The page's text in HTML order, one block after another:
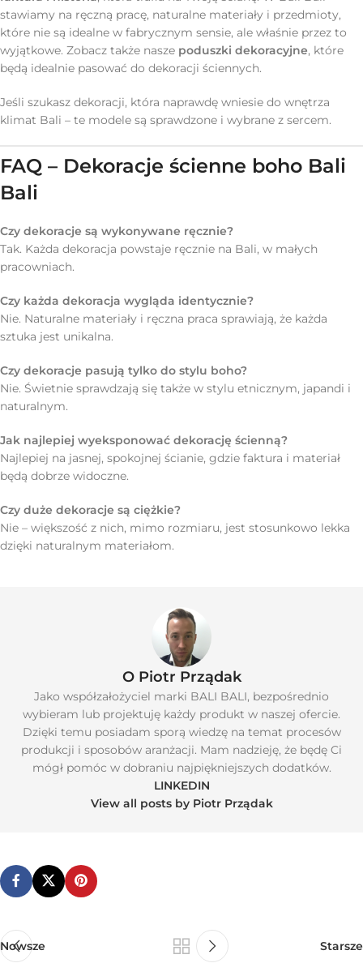
stawiamy na ręczną pracę, naturalne materiały i przedmioty,
które nie są idealne w fabrycznym sensie, ale właśnie przez to
wyjątkowe. Zobacz także nasze poduszki dekoracyjne, które
będą idealnie pasować do dekoracji ściennych.
Jeśli szukasz dekoracji, która naprawdę wniesie do wnętrza
klimat Bali – te modele są sprawdzone i wybrane z sercem.
FAQ – Dekoracje ścienne boho Bali
Bali
Czy dekoracje są wykonywane ręcznie?
Tak. Każda dekoracja powstaje ręcznie na Bali, w małych
pracowniach.
Czy każda dekoracja wygląda identycznie?
Nie. Naturalne materiały i ręczna praca sprawiają, że każda
sztuka jest unikalna.
Czy dekoracje pasują tylko do stylu boho?
Nie. Świetnie sprawdzają się także w stylu etnicznym, japandi i
naturalnym.
Jak najlepiej wyeksponować dekorację ścienną?
Najlepiej na jasnej, spokojnej ścianie, gdzie faktura i materiał
będą dobrze widoczne.
Czy duże dekoracje są ciężkie?
Nie – większość z nich, mimo rozmiaru, jest stosunkowo lekka
dzięki naturalnym materiałom.
O Piotr Prządak
Jako współzałożyciel marki BALI BALI, bezpośrednio
wybieram lub projektuję każdy produkt w naszej ofercie.
Dzięki temu posiadam sporą wiedzę na temat procesów
produkcji i sposobów aranżacji. Mam nadzieję, że będę Ci
mógł pomóc w dobraniu najpiękniejszych dodatków.
LINKEDIN
View all posts by Piotr Prządak
Nowsze Starsze